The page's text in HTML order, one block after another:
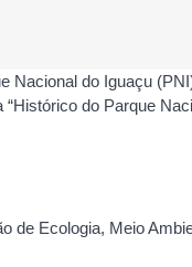
Nacional do Iguaçu
do Parque
de Ecologia, Meio